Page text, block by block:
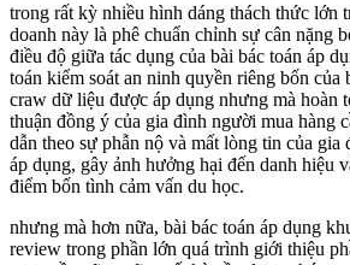
trong rất kỳ nhiều hình dáng thách thức lớn
doanh này là phê chuẩn chỉnh sự cân nặng
điều độ giữa tác dụng của bài bác toán áp
toán kiểm soát an ninh quyền riêng bốn
craw dữ liệu được áp dụng nhưng mà hoàn
thuận đồng ý của gia đình người mua hàng
dẫn theo sự phẫn nộ và mất lòng tin của gia
áp dụng, gây ảnh hưởng hại đến danh hiệu
điểm bốn tình cảm vấn du học.
nhưng mà hơn nữa, bài bác toán áp dụng
review trong phần lớn quá trình giới thiệu